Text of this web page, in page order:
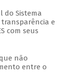
do Sistema
e
com seus
não
entre o